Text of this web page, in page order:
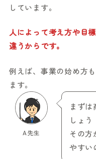
しています。
人によって考え方や目
違うからです。
例えば、事業の始め方
ます。
A先生
まず
しょう
その方
やすい